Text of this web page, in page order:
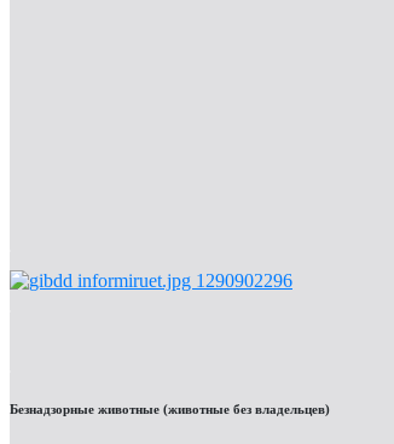
Безнадзорные животные (животные без владельцев)